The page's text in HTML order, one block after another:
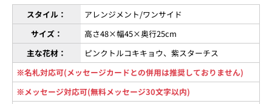
スタイル：
アレンジメント/ワンサイド
サイズ：
高さ48×幅45×奥行25cm
主な花材：
ピンクトルコキキョウ、紫スターチス
※名札対応可(メッセージカードとの併用は推奨しておりません)
※メッセージ対応可(無料メッセージ30文字以内)